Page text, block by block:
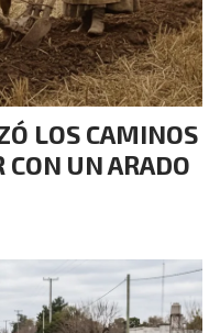
LOS CAMINOS
CON UN ARADO